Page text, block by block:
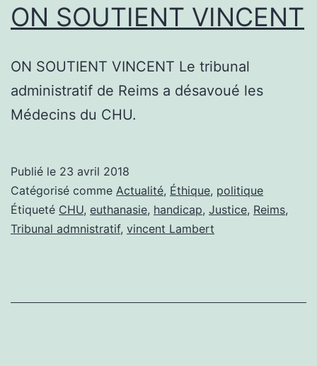
ON SOUTIENT VINCENT
ON SOUTIENT VINCENT Le tribunal
administratif de Reims a désavoué les
Médecins du CHU.
Publié le 23 avril 2018
Catégorisé comme Actualité, Éthique, politique
Étiqueté CHU, euthanasie, handicap, Justice, Reims,
Tribunal admnistratif, vincent Lambert